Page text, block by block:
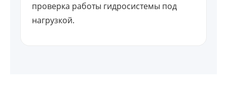
проверка работы гидросистемы под
нагрузкой.